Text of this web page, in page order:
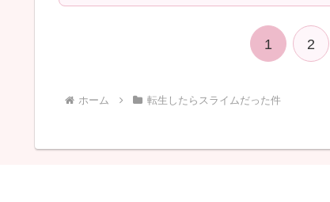
1 2
ホーム 転生したらスライムだった件